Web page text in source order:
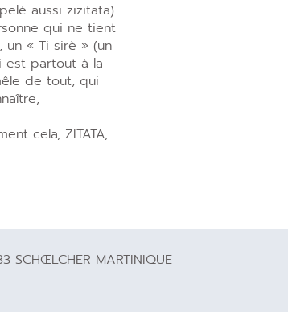
aussi zizitata)
qui ne tient
un « Ti sirè » (un
est partout à la
de tout, qui
cela, ZITATA,
SCHŒLCHER MARTINIQUE